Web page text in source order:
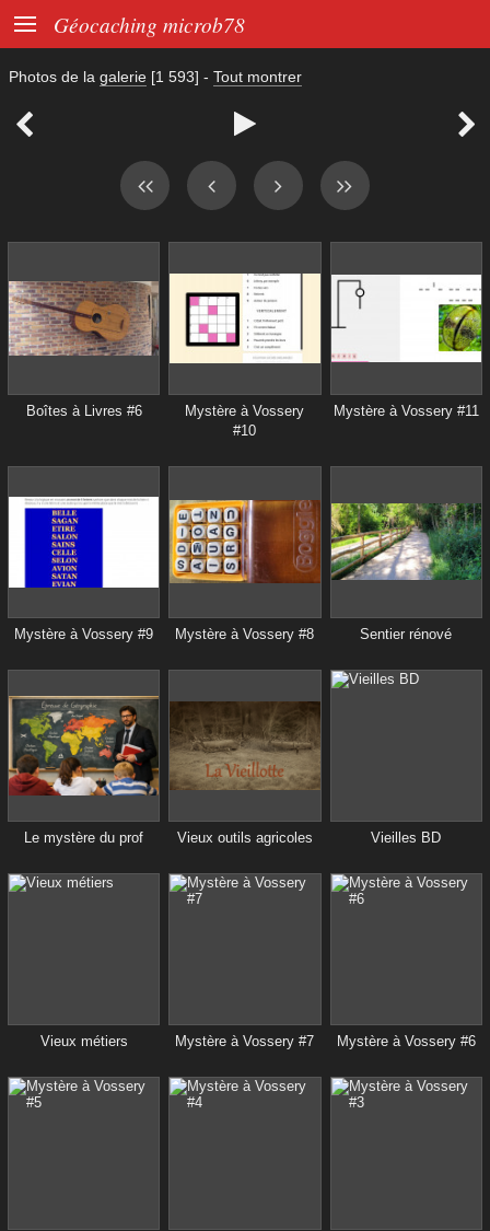
 Géocaching microb78
Photos de la galerie [1 593] - Tout montrer
  
Boîtes à Livres #6
Mystère à Vossery
#10
Mystère à Vossery #11
Mystère à Vossery #9 Mystère à Vossery #8 Sentier rénové
Le mystère du prof Vieux outils agricoles Vieilles BD
Vieux métiers Mystère à Vossery #7 Mystère à Vossery #6